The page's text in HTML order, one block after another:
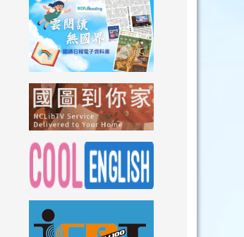
link to https://
link to https://